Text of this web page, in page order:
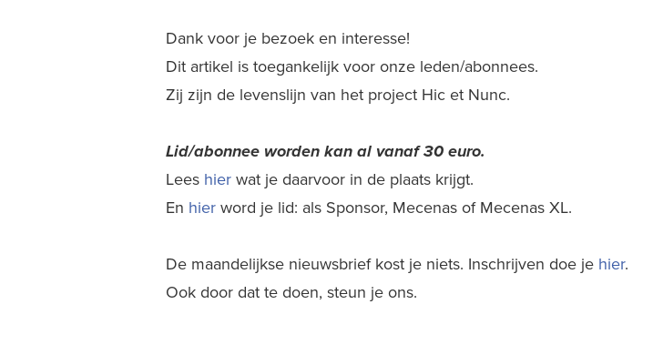
Dank voor je bezoek en interesse!
Dit artikel is toegankelijk voor onze leden/abonnees.
Zij zijn de levenslijn van het project Hic et Nunc.
Lid/abonnee worden kan al vanaf 30 euro.
Lees hierwat je daarvoor in de plaats krijgt.
En hierword je lid: als Sponsor, Mecenas of Mecenas XL.
De maandelijkse nieuwsbrief kost je niets. Inschrijven doe je hier.
Ook door dat te doen, steun je ons.